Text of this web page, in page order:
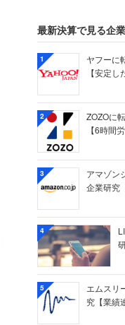
最新決算で見る企
1
ヤフーに
【安定し
2
ZOZOに
【6時間
3
アマゾン
企業研究
4
5
エムスリ
究【業績